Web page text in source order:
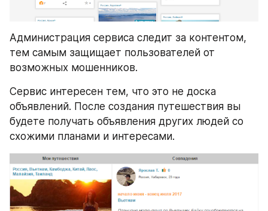
Администрация сервиса следит за контентом,
тем самым защищает пользователей от
возможных мошенников.
Сервис интересен тем, что это не доска
объявлений. После создания путешествия вы
будете получать объявления других людей со
схожими планами и интересами.